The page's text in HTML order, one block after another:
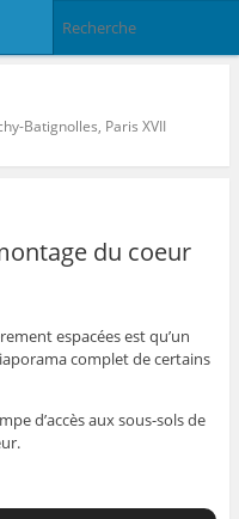
Batignolles, Paris XVII
du coeur
espacées est qu’un
complet de certains
d’accès aux sous-sols de